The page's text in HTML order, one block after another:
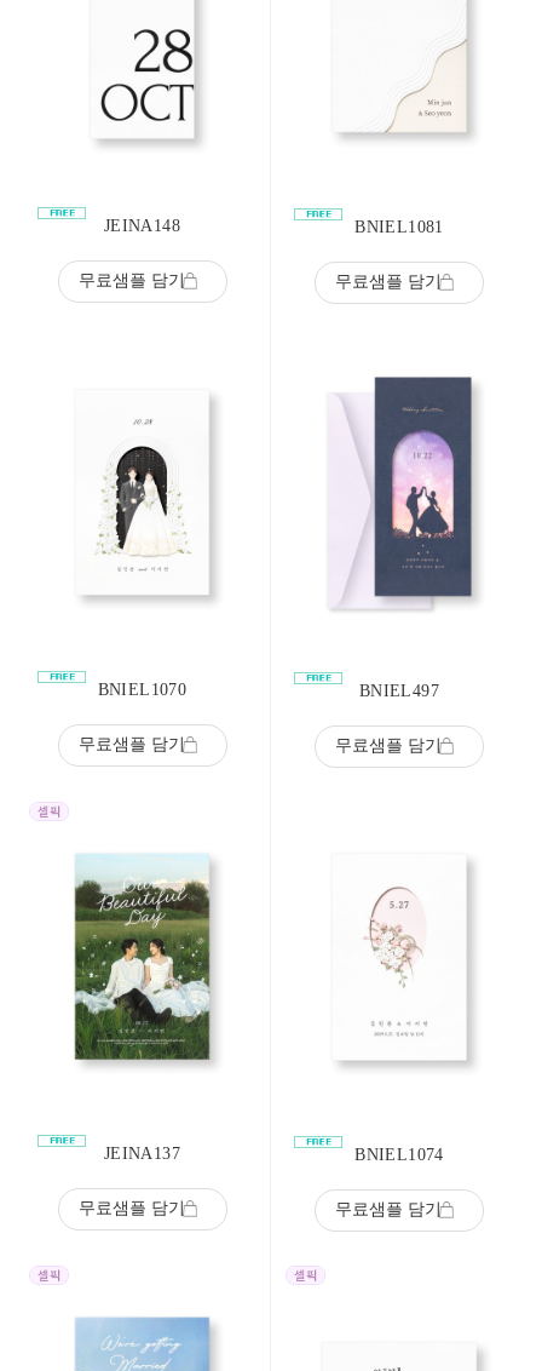
JEINA148
무료샘플 담기
BNIEL1081
무료샘플 담기
BNIEL1070
무료샘플 담기
BNIEL497
무료샘플 담기
JEINA137
무료샘플 담기
BNIEL1074
무료샘플 담기